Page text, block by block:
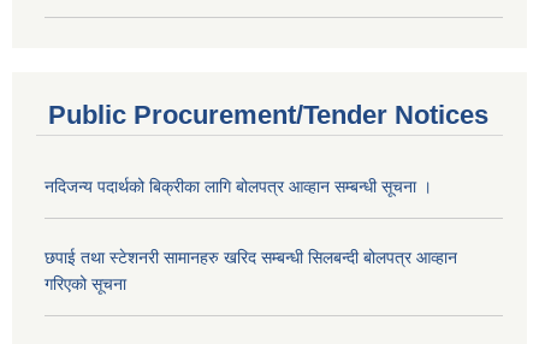
Public Procurement/Tender Notices
नदिजन्य पदार्थको बिक्रीका लागि बोलपत्र आव्हान सम्बन्धी सूचना ।
छपाई तथा स्टेशनरी सामानहरु खरिद सम्बन्धी सिलबन्दी बोलपत्र आव्हान
गरिएको सूचना